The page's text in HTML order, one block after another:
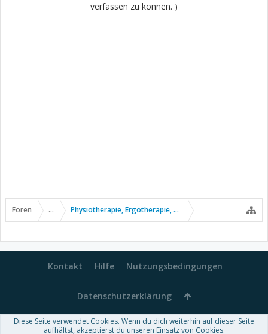
verfassen zu können. )
Foren ... Physiotherapie, Ergotherapie, Sport usw.
Kontakt Hilfe Nutzungsbedingungen
Datenschutzerklärung
Forum software by XenForo™-Deutsch von xenDach
Diese Seite verwendet Cookies. Wenn du dich weiterhin auf dieser Seite
aufhältst, akzeptierst du unseren Einsatz von Cookies.